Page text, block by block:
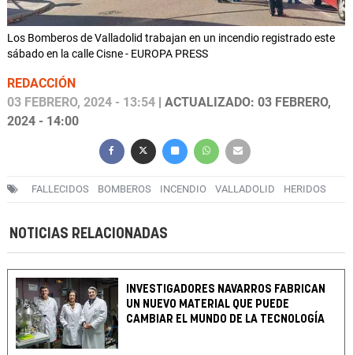
Los Bomberos de Valladolid trabajan en un incendio registrado este
sábado en la calle Cisne - EUROPA PRESS
REDACCIÓN
03 FEBRERO, 2024 - 13:54 | ACTUALIZADO: 03 FEBRERO,
2024 - 14:00
FALLECIDOS BOMBEROS INCENDIO VALLADOLID HERIDOS
NOTICIAS RELACIONADAS
INVESTIGADORES NAVARROS FABRICAN
UN NUEVO MATERIAL QUE PUEDE
CAMBIAR EL MUNDO DE LA TECNOLOGÍA